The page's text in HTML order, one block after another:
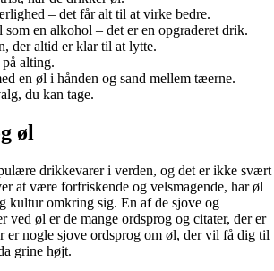
– det får alt til at virke bedre.
som en alkohol – det er en opgraderet drik.
der altid er klar til at lytte.
alting.
en øl i hånden og sand mellem tæerne.
du kan tage.
øl
drikkevarer i verden, og det er ikke svært
at være forfriskende og velsmagende, har øl
kultur omkring sig. En af de sjove og
ved øl er de mange ordsprog og citater, der er
er nogle sjove ordsprog om øl, der vil få dig til
grine højt.